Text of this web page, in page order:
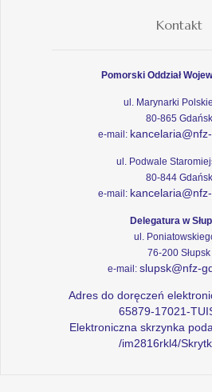
Kontakt
Pomorski Oddział
ul. Marynarki
80-865 Gdańsk
e-mail:
ul. Podwale
80-844 Gdańsk
e-mail:
Delegatura w
ul.
76-200 Słupsk
e-mail: slupsk@nfz-
Adres do doręczeń
65879-17021-
Elektroniczna skrzynka
/im2816rkl4/